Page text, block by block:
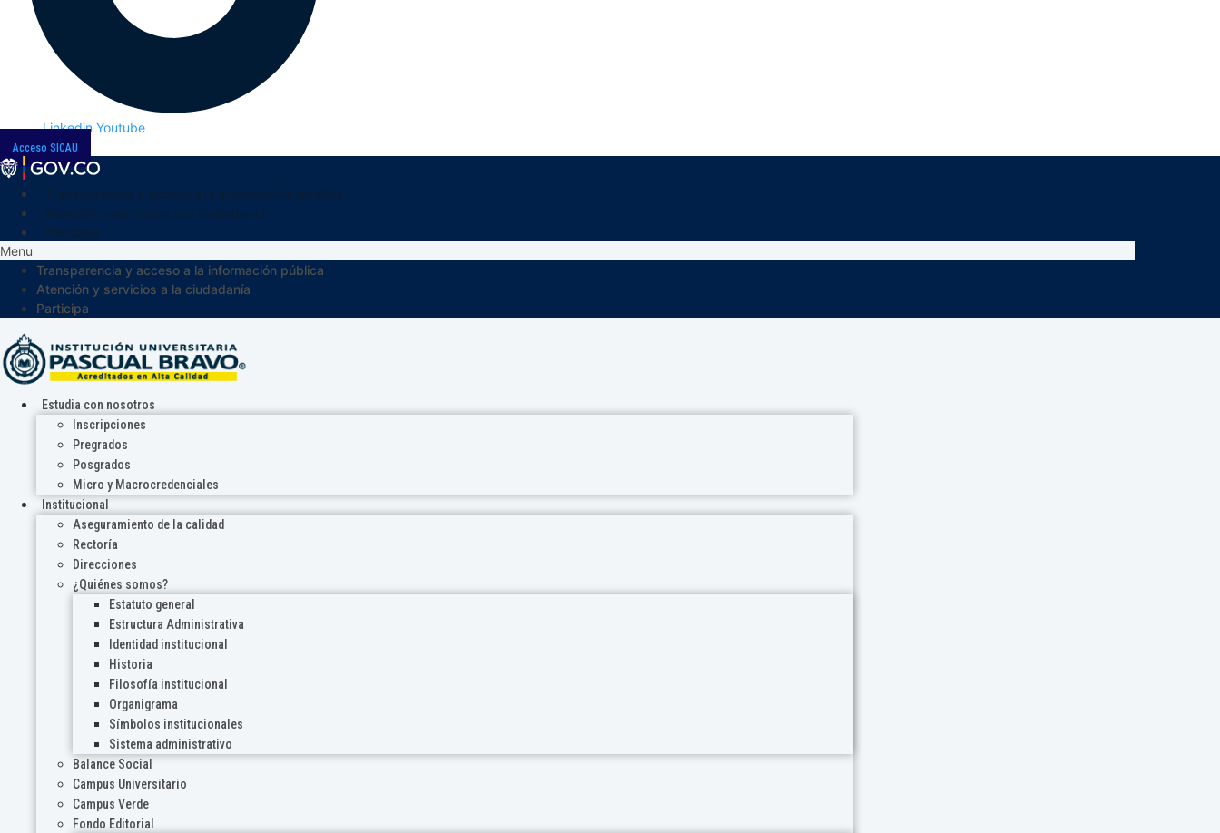
Linkedin Youtube
Acceso SICAU
Menu
Transparencia y acceso a la información pública
Atención y servicios a la ciudadanía
Participa
Estudia con nosotros
Inscripciones
Pregrados
Posgrados
Micro y Macrocredenciales
Institucional
Aseguramiento de la calidad
Rectoría
Direcciones
¿Quiénes somos?
Estatuto general
Estructura Administrativa
Identidad institucional
Historia
Filosofía institucional
Organigrama
Símbolos institucionales
Sistema administrativo
Balance Social
Campus Universitario
Campus Verde
Fondo Editorial